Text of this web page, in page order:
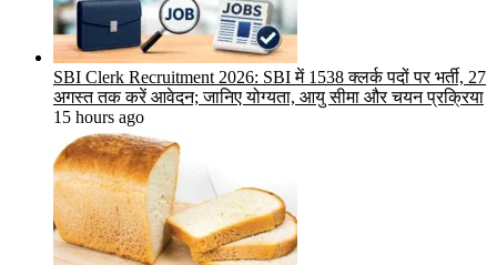
SBI Clerk Recruitment 2026: SBI में 1538 क्लर्क पदों पर भर्ती, 27
अगस्त तक करें आवेदन; जानिए योग्यता, आयु सीमा और चयन प्रक्रिया
15 hours ago